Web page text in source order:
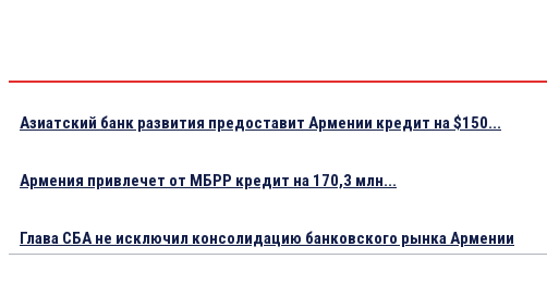
Азиатский банк развития предоставит Армении кредит на $150...
Армения привлечет от МБРР кредит на 170,3 млн...
Глава СБА не исключил консолидацию банковского рынка Армении